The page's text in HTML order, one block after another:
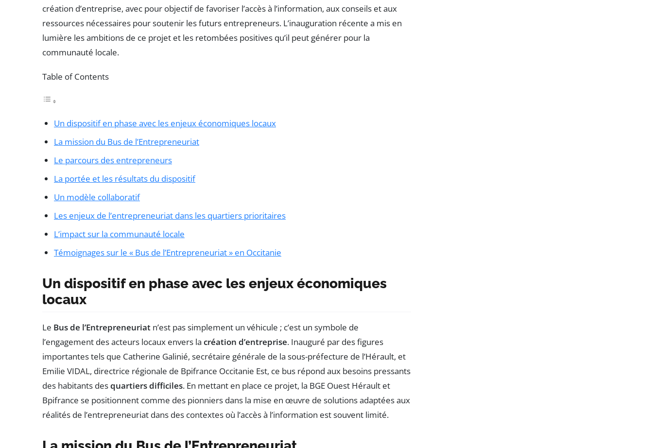
création d’entreprise, avec pour objectif de favoriser l’accès à l’information, aux conseils et aux
ressources nécessaires pour soutenir les futurs entrepreneurs. L’inauguration récente a mis en
lumière les ambitions de ce projet et les retombées positives qu’il peut générer pour la
communauté locale.
Table of Contents
Un dispositif en phase avec les enjeux économiques locaux
La mission du Bus de l’Entrepreneuriat
Le parcours des entrepreneurs
La portée et les résultats du dispositif
Un modèle collaboratif
Les enjeux de l’entrepreneuriat dans les quartiers prioritaires
L’impact sur la communauté locale
Témoignages sur le « Bus de l’Entrepreneuriat » en Occitanie
Un dispositif en phase avec les enjeux économiques
locaux
Le Bus de l’Entrepreneuriat n’est pas simplement un véhicule ; c’est un symbole de
l’engagement des acteurs locaux envers la création d’entreprise. Inauguré par des figures
importantes tels que Catherine Galinié, secrétaire générale de la sous-préfecture de l’Hérault, et
Emilie VIDAL, directrice régionale de Bpifrance Occitanie Est, ce bus répond aux besoins pressants
des habitants desquartiers difficiles. En mettant en place ce projet, la BGE Ouest Hérault et
Bpifrance se positionnent comme des pionniers dans la mise en œuvre de solutions adaptées aux
réalités de l’entrepreneuriat dans des contextes où l’accès à l’information est souvent limité.